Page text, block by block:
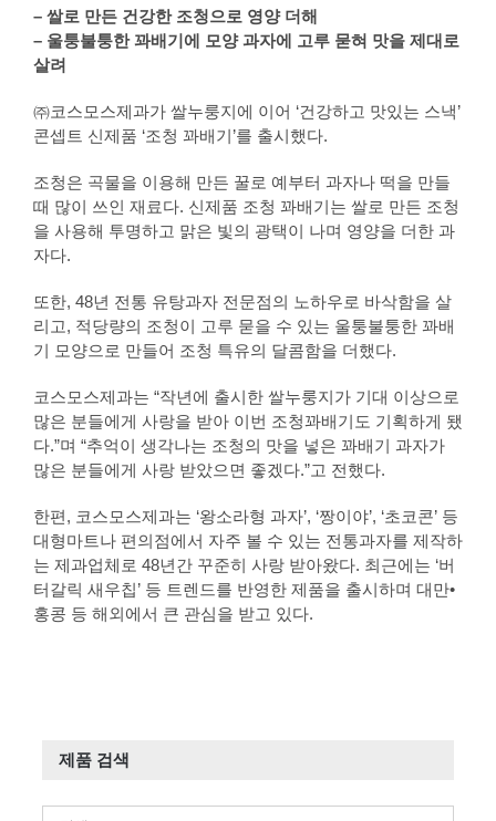
– 쌀로 만든 건강한 조청으로 영양 더해
– 울퉁불퉁한 꽈배기에 모양 과자에 고루 묻혀 맛을 제대로
살려
㈜코스모스제과가 쌀누룽지에 이어 ‘건강하고 맛있는 스낵’
콘셉트 신제품 ‘조청 꽈배기’를 출시했다.
조청은 곡물을 이용해 만든 꿀로 예부터 과자나 떡을 만들
때 많이 쓰인 재료다. 신제품 조청 꽈배기는 쌀로 만든 조청
을 사용해 투명하고 맑은 빛의 광택이 나며 영양을 더한 과
자다.
또한, 48년 전통 유탕과자 전문점의 노하우로 바삭함을 살
리고, 적당량의 조청이 고루 묻을 수 있는 울퉁불퉁한 꽈배
기 모양으로 만들어 조청 특유의 달콤함을 더했다.
코스모스제과는 “작년에 출시한 쌀누룽지가 기대 이상으로
많은 분들에게 사랑을 받아 이번 조청꽈배기도 기획하게 됐
다.”며 “추억이 생각나는 조청의 맛을 넣은 꽈배기 과자가
많은 분들에게 사랑 받았으면 좋겠다.”고 전했다.
한편, 코스모스제과는 ‘왕소라형 과자’, ‘짱이야’, ‘초코콘’ 등
대형마트나 편의점에서 자주 볼 수 있는 전통과자를 제작하
는 제과업체로 48년간 꾸준히 사랑 받아왔다. 최근에는 ‘버
터갈릭 새우칩’ 등 트렌드를 반영한 제품을 출시하며 대만•
홍콩 등 해외에서 큰 관심을 받고 있다.
제품 검색